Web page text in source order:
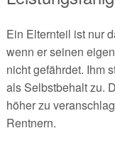
Ein Elternteil ist nur
wenn er seinen
nicht gefährdet. Ihm
als Selbstbehalt zu.
höher zu
Rentnern.